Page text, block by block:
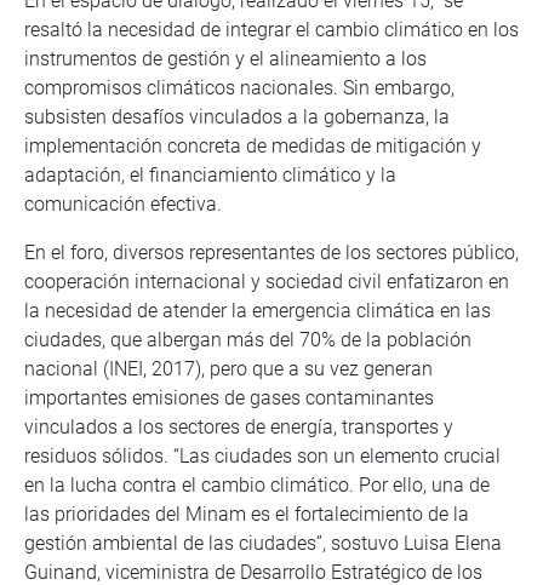
resaltó la necesidad de integrar el cambio climático en los
instrumentos de gestión y el alineamiento a los
compromisos climáticos nacionales. Sin embargo,
subsisten desafíos vinculados a la gobernanza, la
implementación concreta de medidas de mitigación y
adaptación, el financiamiento climático y la
comunicación efectiva.
En el foro, diversos representantes de los sectores público,
cooperación internacional y sociedad civil enfatizaron en
la necesidad de atender la emergencia climática en las
ciudades, que albergan más del 70% de la población
nacional (INEI, 2017), pero que a su vez generan
importantes emisiones de gases contaminantes
vinculados a los sectores de energía, transportes y
residuos sólidos. “Las ciudades son un elemento crucial
en la lucha contra el cambio climático. Por ello, una de
las prioridades del Minam es el fortalecimiento de la
gestión ambiental de las ciudades”, sostuvo Luisa Elena
Guinand, viceministra de Desarrollo Estratégico de los